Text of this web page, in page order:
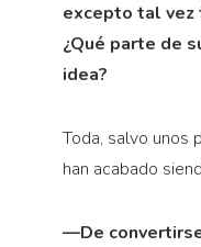
excepto tal vez
¿Qué parte de
idea?
Toda, salvo unos
han acabado
—De